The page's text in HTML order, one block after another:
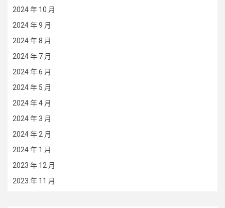
2024 年 10 月
2024 年 9 月
2024 年 8 月
2024 年 7 月
2024 年 6 月
2024 年 5 月
2024 年 4 月
2024 年 3 月
2024 年 2 月
2024 年 1 月
2023 年 12 月
2023 年 11 月